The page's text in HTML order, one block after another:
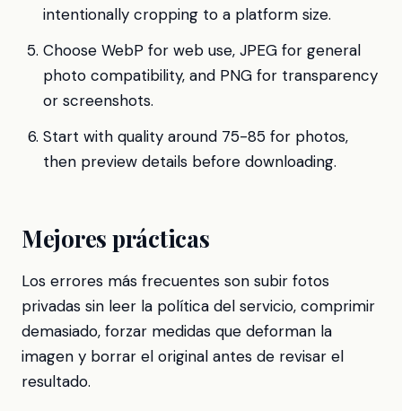
intentionally cropping to a platform size.
Choose WebP for web use, JPEG for general
photo compatibility, and PNG for transparency
or screenshots.
Start with quality around 75-85 for photos,
then preview details before downloading.
Mejores prácticas
Los errores más frecuentes son subir fotos
privadas sin leer la política del servicio, comprimir
demasiado, forzar medidas que deforman la
imagen y borrar el original antes de revisar el
resultado.